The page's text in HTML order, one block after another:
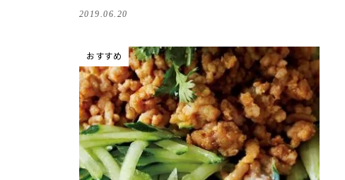
2019.06.20
おすすめ